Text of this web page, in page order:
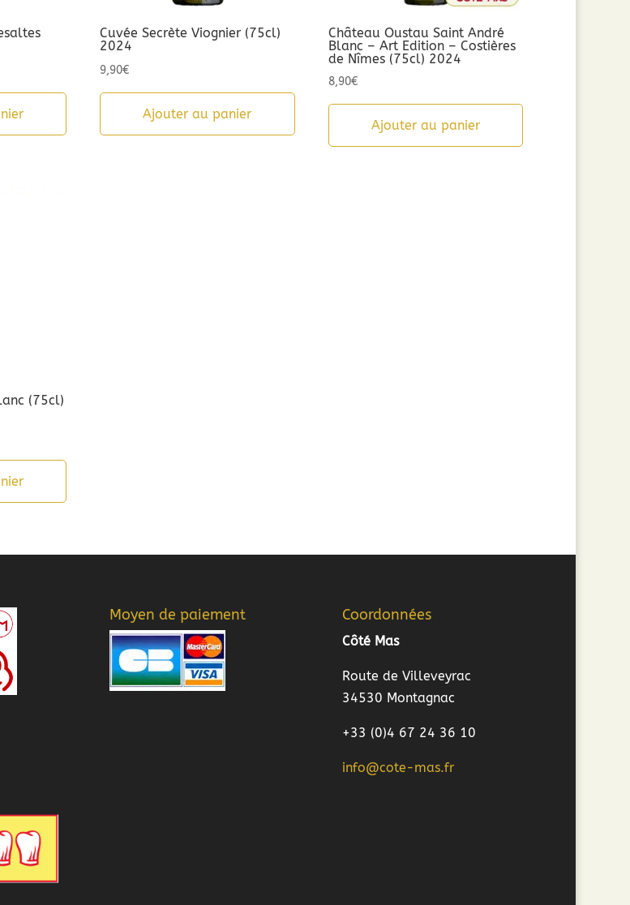
Cuvée Secrète Viognier (75cl)
2024
9,90€
Ajouter au panier
Château Oustau Saint André
Blanc – Art Edition – Costières
de Nîmes (75cl) 2024
8,90€
Ajouter au panier
(75cl)
Moyen de paiement Coordonnées
Côté Mas
Route de Villeveyrac
34530 Montagnac
+33 (0)4 67 24 36 10
info@cote-mas.fr